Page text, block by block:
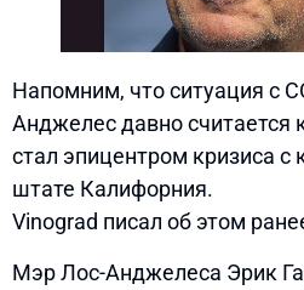
Напомним, что ситуация с
Анджелес давно считается
стал эпицентром кризиса с
штате Калифорния.
Vinograd писал об этом
Мэр Лос-Анджелеса Эрик